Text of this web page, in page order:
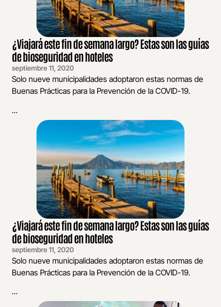
¿Viajará este fin de semana largo? Estas son las guías
de bioseguridad en hoteles
septiembre 11, 2020
Solo nueve municipalidades adoptaron estas normas de
Buenas Prácticas para la Prevención de la COVID-19.
...
¿Viajará este fin de semana largo? Estas son las guías
de bioseguridad en hoteles
septiembre 11, 2020
Solo nueve municipalidades adoptaron estas normas de
Buenas Prácticas para la Prevención de la COVID-19.
...